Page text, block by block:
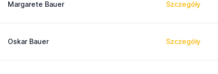
Margarete Bauer Szczegóły
Oskar Bauer Szczegóły